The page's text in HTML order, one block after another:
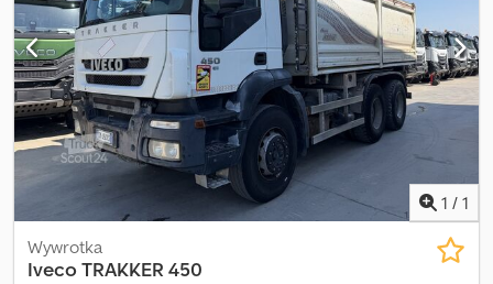
Sterowanie radiowe Przebieg pompy: ok. 2983 godz. Przebieg
silnika pomocniczego: ok. 31 680 godz. Dopuszczalna masa
całkowita: 24 000 kg Stan ogumienia: 1 oś – 0%, 2 oś – 10%, 3 oś –
10% Przebieg: ok. 318 011 km Pierwsza rejestracja: 1990 Codpfxst
Nmq Sj Apbjrf
1 / 1
Wywrotka
IvecoTRAKKER 450